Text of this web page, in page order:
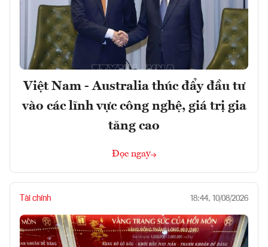
Việt Nam - Australia thúc đẩy đầu tư
vào các lĩnh vực công nghệ, giá trị gia
tăng cao
Đọc ngay
Tài chính 18:44, 10/08/2026